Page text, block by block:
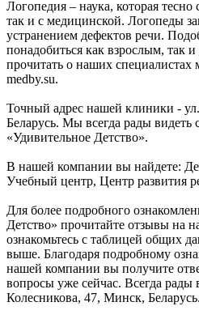
Логопедия – наука, которая тесно
так и с медицинской. Логопеды
устранением дефектов речи.
понадобиться как взрослым, так
прочитать о наших специалистах
medby.su.
Точный адрес нашей клиники -
Беларусь. Мы всегда рады видеть
«Удивительное Детство».
В нашей компании вы найдете:
Учебный центр, Центр развития
Для более подробного
Детство» прочитайте отзывы на
ознакомьтесь с таблицей общих
выше. Благодаря подробному
нашей компании вы получите
вопросы уже сейчас. Всегда рады
Колесникова, 47, Минск, Беларусь.